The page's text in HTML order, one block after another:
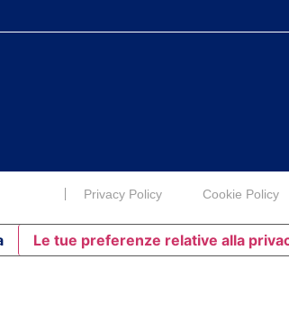
Privacy Policy Cookie Policy
Le tue preferenze relative alla